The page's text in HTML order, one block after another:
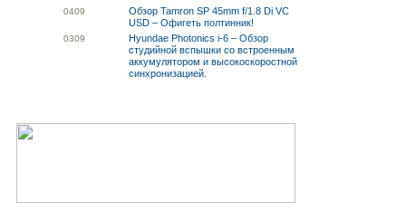
0409
Обзор Tamron SP 45mm f/1.8 Di VC
USD – Офигеть полтинник!
0309
Hyundae Photonics i-6 – Обзор
студийной вспышки со встроенным
аккумулятором и высокоскоростной
синхронизацией.